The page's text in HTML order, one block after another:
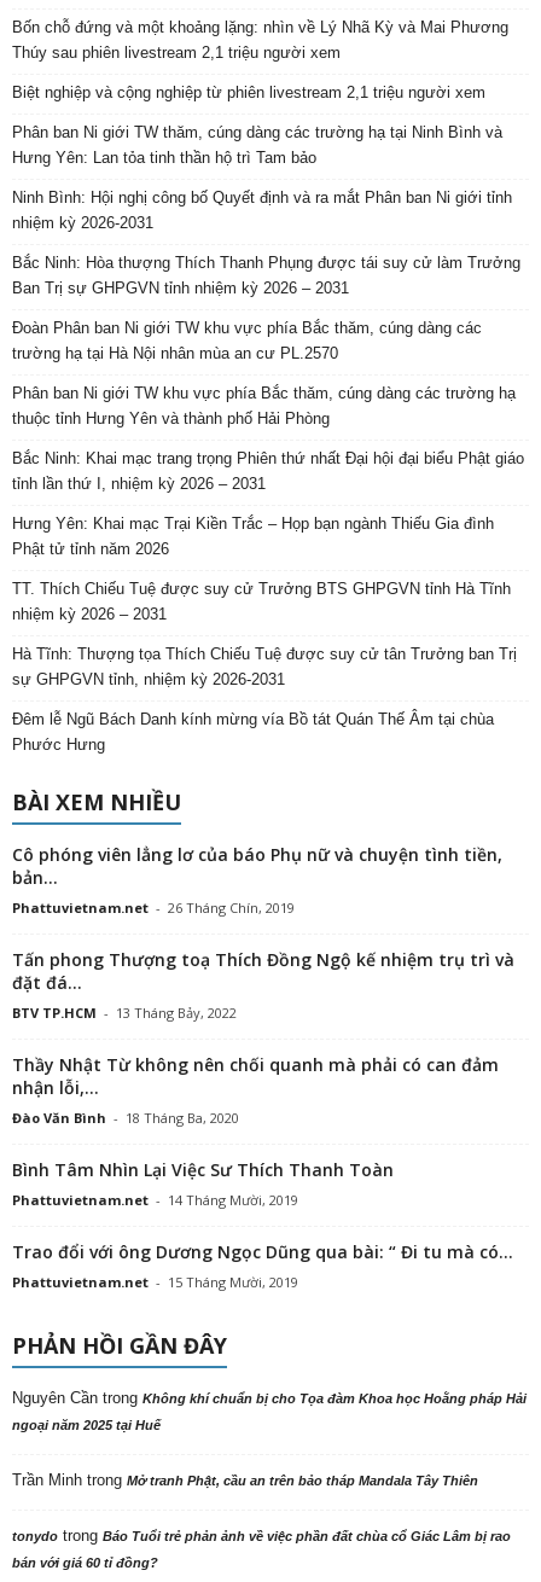
Bốn chỗ đứng và một khoảng lặng: nhìn về Lý Nhã Kỳ và Mai Phương
Thúy sau phiên livestream 2,1 triệu người xem
Biệt nghiệp và cộng nghiệp từ phiên livestream 2,1 triệu người xem
Phân ban Ni giới TW thăm, cúng dàng các trường hạ tại Ninh Bình và
Hưng Yên: Lan tỏa tinh thần hộ trì Tam bảo
Ninh Bình: Hội nghị công bố Quyết định và ra mắt Phân ban Ni giới tỉnh
nhiệm kỳ 2026-2031
Bắc Ninh: Hòa thượng Thích Thanh Phụng được tái suy cử làm Trưởng
Ban Trị sự GHPGVN tỉnh nhiệm kỳ 2026 – 2031
Đoàn Phân ban Ni giới TW khu vực phía Bắc thăm, cúng dàng các
trường hạ tại Hà Nội nhân mùa an cư PL.2570
Phân ban Ni giới TW khu vực phía Bắc thăm, cúng dàng các trường hạ
thuộc tỉnh Hưng Yên và thành phố Hải Phòng
Bắc Ninh: Khai mạc trang trọng Phiên thứ nhất Đại hội đại biểu Phật giáo
tỉnh lần thứ I, nhiệm kỳ 2026 – 2031
Hưng Yên: Khai mạc Trại Kiền Trắc – Họp bạn ngành Thiếu Gia đình
Phật tử tỉnh năm 2026
TT. Thích Chiếu Tuệ được suy cử Trưởng BTS GHPGVN tỉnh Hà Tĩnh
nhiệm kỳ 2026 – 2031
Hà Tĩnh: Thượng tọa Thích Chiếu Tuệ được suy cử tân Trưởng ban Trị
sự GHPGVN tỉnh, nhiệm kỳ 2026-2031
Đêm lễ Ngũ Bách Danh kính mừng vía Bồ tát Quán Thế Âm tại chùa
Phước Hưng
BÀI XEM NHIỀU
Cô phóng viên lẳng lơ của báo Phụ nữ và chuyện tình tiền,
bản...
Phattuvietnam.net - 26 Tháng Chín, 2019
Tấn phong Thượng toạ Thích Đồng Ngộ kế nhiệm trụ trì và
đặt đá...
BTV TP.HCM - 13 Tháng Bảy, 2022
Thầy Nhật Từ không nên chối quanh mà phải có can đảm
nhận lỗi,...
Đào Văn Bình - 18 Tháng Ba, 2020
Bình Tâm Nhìn Lại Việc Sư Thích Thanh Toàn
Phattuvietnam.net - 14 Tháng Mười, 2019
Trao đổi với ông Dương Ngọc Dũng qua bài: “ Đi tu mà có...
Phattuvietnam.net - 15 Tháng Mười, 2019
PHẢN HỒI GẦN ĐÂY
Nguyên Cần trong Không khí chuẩn bị cho Tọa đàm Khoa học Hoằng pháp Hải
ngoại năm 2025 tại Huế
Trần Minh trong Mở tranh Phật, cầu an trên bảo tháp Mandala Tây Thiên
tonydo trong Báo Tuổi trẻ phản ảnh về việc phần đất chùa cổ Giác Lâm bị rao
bán với giá 60 tỉ đồng?